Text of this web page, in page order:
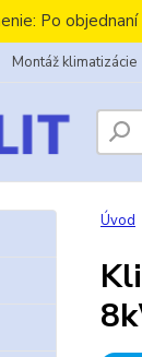
Po
Montáž klimatizácie
Úvod